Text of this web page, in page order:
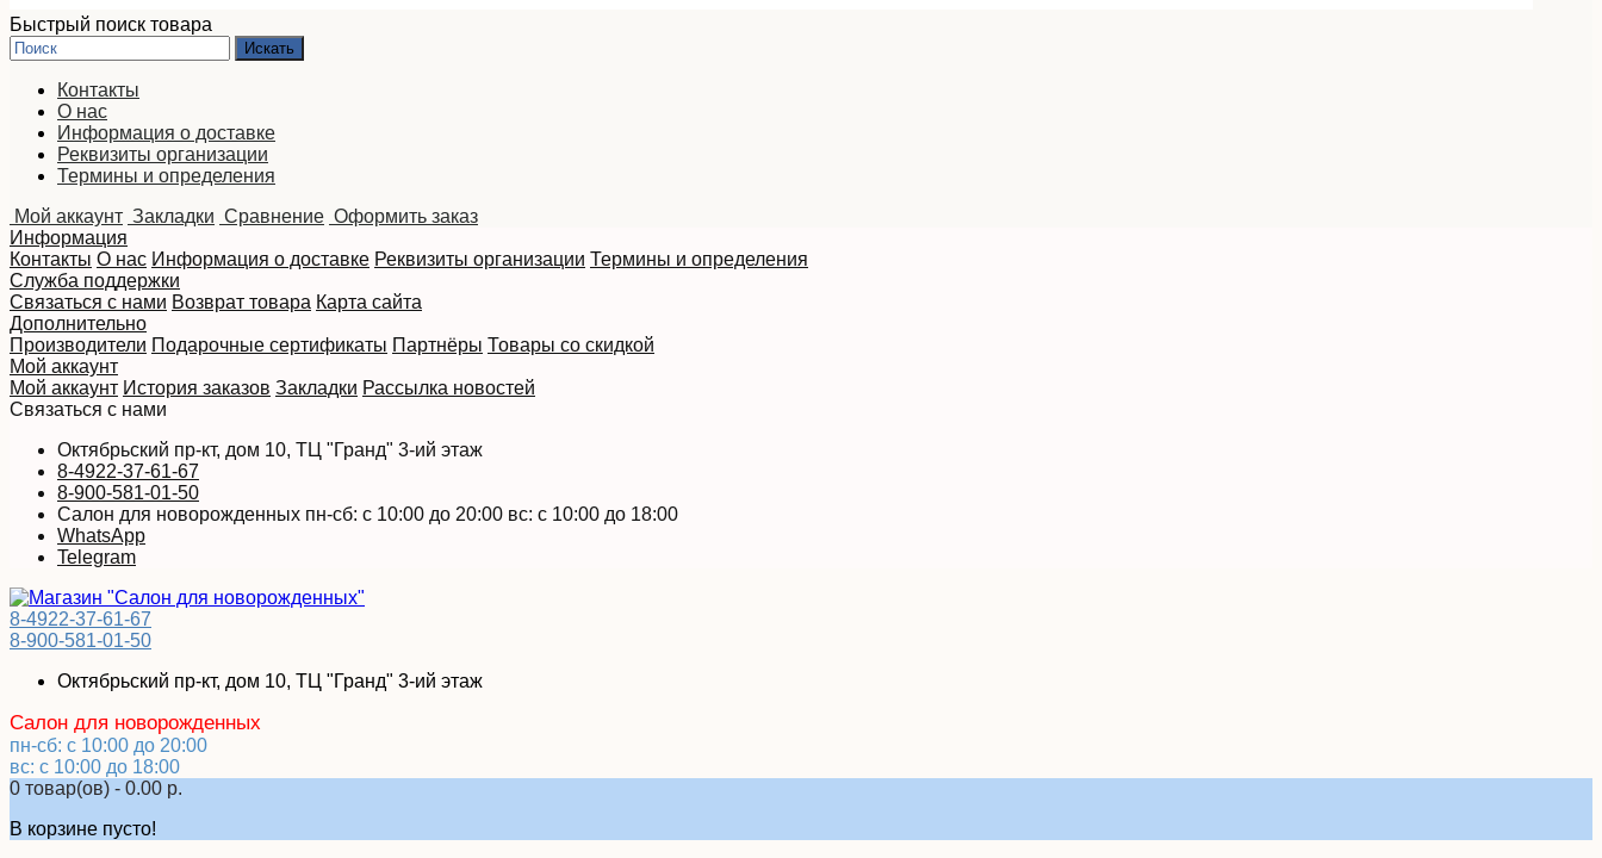
Быстрый поиск товара
Контакты
О нас
Информация о доставке
Реквизиты организации
Термины и определения
Мой аккаунт Закладки Сравнение Оформить заказ
Информация
Контакты О нас Информация о доставке Реквизиты организации Термины и определения
Служба поддержки
Связаться с нами Возврат товара Карта сайта
Дополнительно
Производители Подарочные сертификаты Партнёры Товары со скидкой
Мой аккаунт
Мой аккаунт История заказов Закладки Рассылка новостей
Связаться с нами
Октябрьский пр-кт, дом 10, ТЦ "Гранд" 3-ий этаж
8-4922-37-61-67
8-900-581-01-50
Салон для новорожденных пн-сб: с 10:00 до 20:00 вс: с 10:00 до 18:00
WhatsApp
Telegram
8-4922-37-61-67
8-900-581-01-50
Октябрьский пр-кт, дом 10, ТЦ "Гранд" 3-ий этаж
Салон для новорожденных
пн-сб: с 10:00 до 20:00
вс: с 10:00 до 18:00
0 товар(ов) - 0.00 р.
В корзине пусто!